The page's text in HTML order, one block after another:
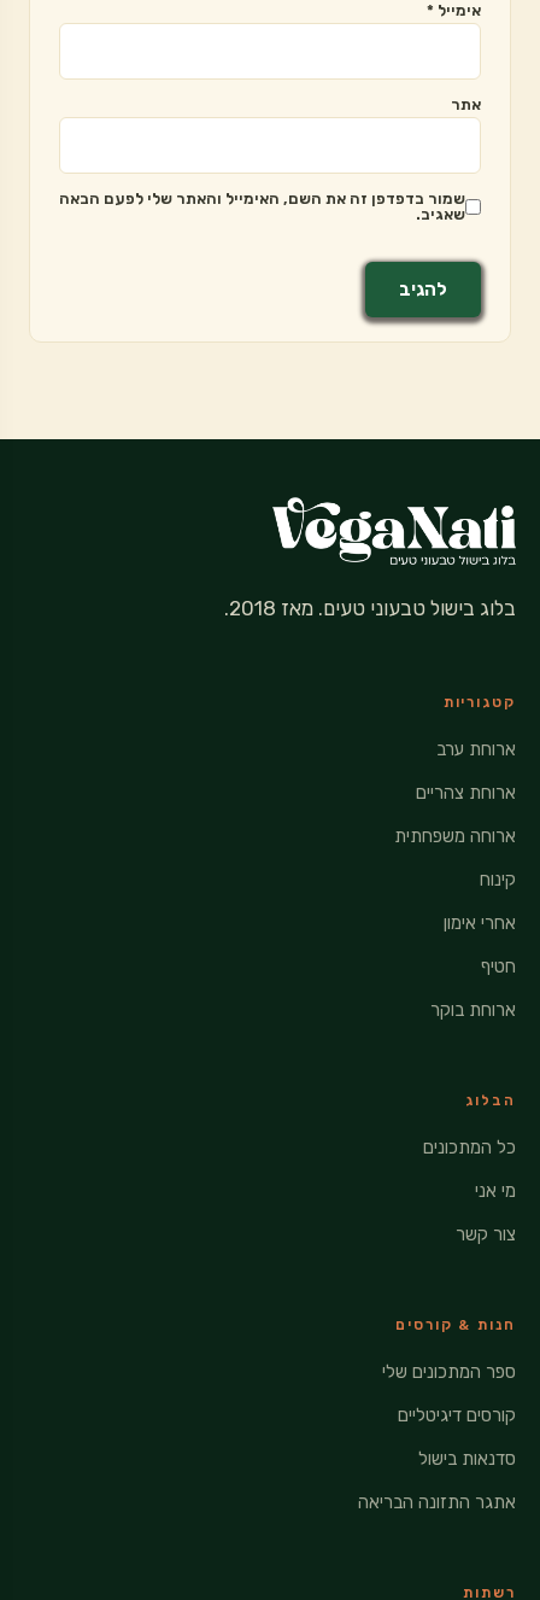
אימייל *
אתר
שמור בדפדפן זה את השם, האימייל והאתר שלי לפעם הבאה
שאגיב.
בלוג בישול טבעוני טעים. מאז 2018.
קטגוריות
ארוחת ערב
ארוחת צהריים
ארוחה משפחתית
קינוח
אחרי אימון
חטיף
ארוחת בוקר
הבלוג
כל המתכונים
מי אני
צור קשר
חנות & קורסים
ספר המתכונים שלי
קורסים דיגיטליים
סדנאות בישול
אתגר התזונה הבריאה
רשתות